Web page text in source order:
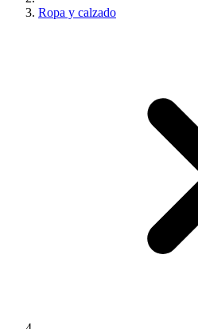
Ropa y calzado